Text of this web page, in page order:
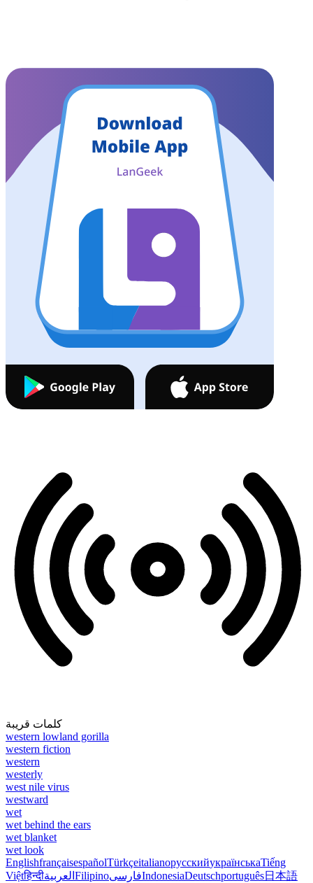
كلمات قريبة
western lowland gorilla
western fiction
western
westerly
west nile virus
westward
wet
wet behind the ears
wet blanket
wet look
EnglishfrançaisespañolTürkçeitalianoрусскийукраїнськаTiếng
Việtहिन्दीالعربية FilipinoفارسیIndonesiaDeutschportuguês日本語